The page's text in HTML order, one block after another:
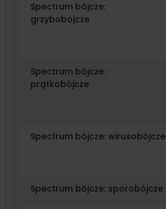
Spectrum bójcze:
grzybobójcze
Spectrum bójcze:
prątkobójcze
Spectrum bójcze: wirusobójcze
Spectrum bójcze: sporobójcze